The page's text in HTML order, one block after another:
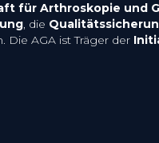
für Arthroskopie und
, die
AGA ist Träger der